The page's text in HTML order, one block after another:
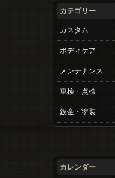
カテゴリー
カスタム
ボディケア
メンテナンス
車検・点検
鈑金・塗装
カレンダー